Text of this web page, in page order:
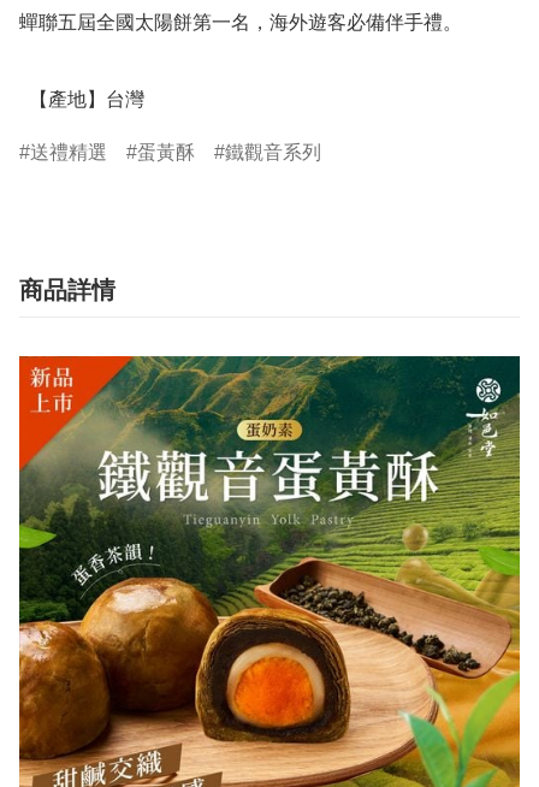
蟬聯五屆全國太陽餅第一名，海外遊客必備伴手禮。
  【產地】台灣
送禮精選 蛋黃酥 鐵觀音系列
商品詳情